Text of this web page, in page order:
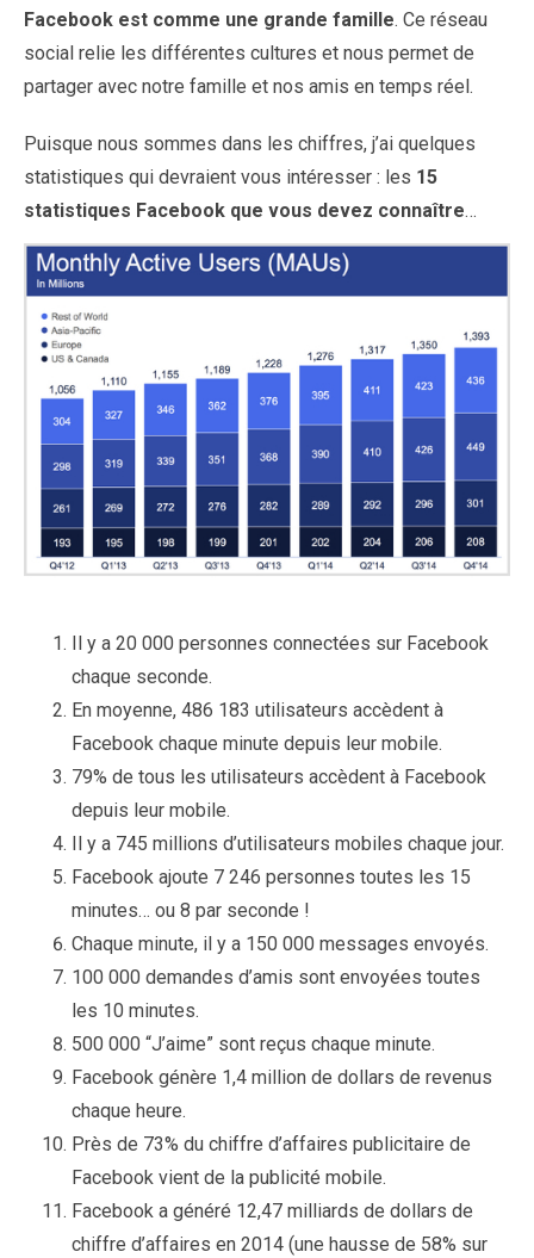
Facebook est comme une grande famille. Ce réseau
social relie les différentes cultures et nous permet de
partager avec notre famille et nos amis en temps réel.
Puisque nous sommes dans les chiffres, j’ai quelques
statistiques qui devraient vous intéresser : les 15
statistiques Facebook que vous devez connaître…
Il y a 20 000 personnes connectées sur Facebook
chaque seconde.
En moyenne, 486 183 utilisateurs accèdent à
Facebook chaque minute depuis leur mobile.
79% de tous les utilisateurs accèdent à Facebook
depuis leur mobile.
Il y a 745 millions d’utilisateurs mobiles chaque jour.
Facebook ajoute 7 246 personnes toutes les 15
minutes… ou 8 par seconde !
Chaque minute, il y a 150 000 messages envoyés.
100 000 demandes d’amis sont envoyées toutes
les 10 minutes.
500 000 “J’aime” sont reçus chaque minute.
Facebook génère 1,4 million de dollars de revenus
chaque heure.
Près de 73% du chiffre d’affaires publicitaire de
Facebook vient de la publicité mobile.
Facebook a généré 12,47 milliards de dollars de
chiffre d’affaires en 2014 (une hausse de 58% sur